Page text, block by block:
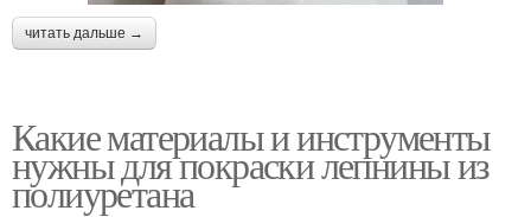
читать дальше →
Какие материалы и инструменты
нужны для покраски лепнины из
полиуретана